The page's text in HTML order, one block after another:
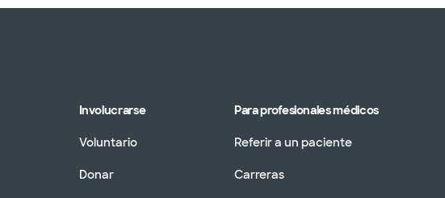
Involucrarse
Voluntario
Donar
Para profesionales médicos
Referir a un paciente
Carreras